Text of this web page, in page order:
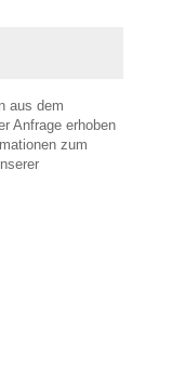
aus dem
Anfrage erhoben
zum